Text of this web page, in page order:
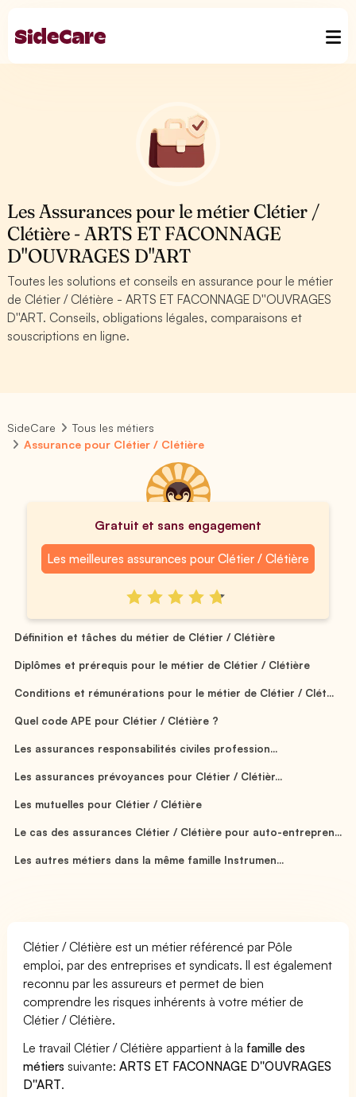
Les Assurances pour le métier Clétier /
Clétière - ARTS ET FACONNAGE
D''OUVRAGES D''ART
Toutes les solutions et conseils en assurance pour le métier
de Clétier / Clétière - ARTS ET FACONNAGE D''OUVRAGES
D''ART. Conseils, obligations légales, comparaisons et
souscriptions en ligne.
SideCare
Tous les métiers
Assurance pour Clétier / Clétière
Gratuit et sans engagement
Les meilleures assurances pour Clétier / Clétière
Définition et tâches du métier de Clétier / Clétière
Diplômes et prérequis pour le métier de Clétier / Clétière
Conditions et rémunérations pour le métier de Clétier / Clét...
Quel code APE pour Clétier / Clétière ?
Les assurances responsabilités civiles profession...
Les assurances prévoyances pour Clétier / Clétièr...
Les mutuelles pour Clétier / Clétière
Le cas des assurances Clétier / Clétière pour auto-entrepren...
Les autres métiers dans la même famille Instrumen...
Clétier / Clétière est un métier référencé par Pôle
emploi, par des entreprises et syndicats. Il est également
reconnu par les assureurs et permet de bien
comprendre les risques inhérents à votre métier de
Clétier / Clétière.
Le travail Clétier / Clétière appartient à la famille des
métiers suivante:ARTS ET FACONNAGE D''OUVRAGES
D''ART.